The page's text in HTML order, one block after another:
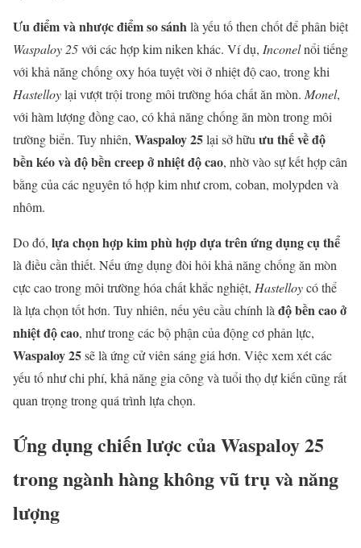
Ưu điểm và nhược điểm so sánhlà yếu tố then chốt để phân biệt
Waspaloy 25với các hợp kim niken khác. Ví dụ, Inconelnổi tiếng
với khả năng chống oxy hóa tuyệt vời ở nhiệt độ cao, trong khi
Hastelloylại vượt trội trong môi trường hóa chất ăn mòn. Monel,
với hàm lượng đồng cao, có khả năng chống ăn mòn trong môi
trường biển. Tuy nhiên, Waspaloy 25lại sở hữu ưu thế về độ
bền kéo và độ bền creep ở nhiệt độ cao, nhờ vào sự kết hợp cân
bằng của các nguyên tố hợp kim như crom, coban, molypden và
nhôm.
Do đó, lựa chọn hợp kim phù hợp dựa trên ứng dụng cụ thể
là điều cần thiết. Nếu ứng dụng đòi hỏi khả năng chống ăn mòn
cực cao trong môi trường hóa chất khắc nghiệt, Hastelloycó thể
là lựa chọn tốt hơn. Tuy nhiên, nếu yêu cầu chính là độ bền cao ở
nhiệt độ cao, như trong các bộ phận của động cơ phản lực,
Waspaloy 25sẽ là ứng cử viên sáng giá hơn. Việc xem xét các
yếu tố như chi phí, khả năng gia công và tuổi thọ dự kiến cũng rất
quan trọng trong quá trình lựa chọn.
Ứng dụng chiến lược của Waspaloy 25
trong ngành hàng không vũ trụ và năng
lượng